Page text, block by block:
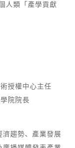
人類「產學貢獻
授權中心主任
院院長
濟趨勢、產業發展